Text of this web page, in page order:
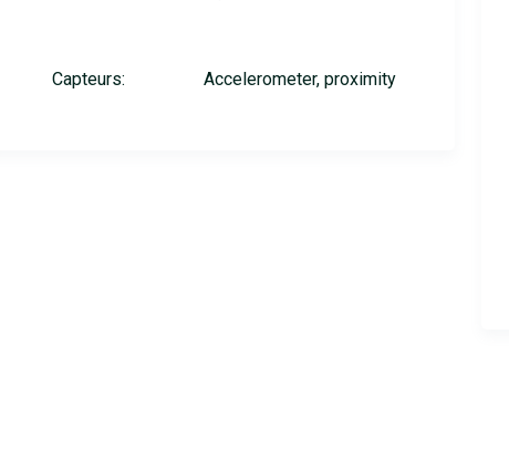
Capteurs: Accelerometer, proximity